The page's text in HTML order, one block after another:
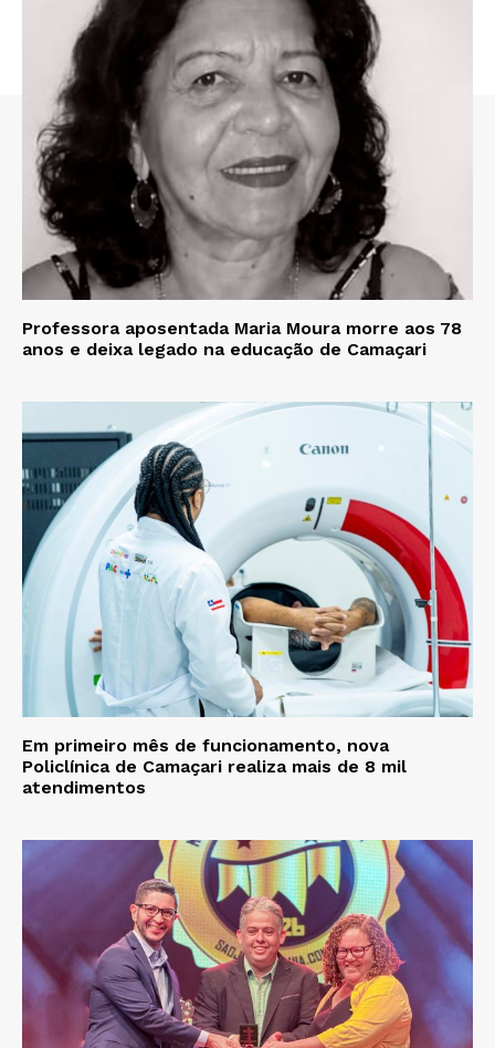
Professora aposentada Maria Moura morre aos 78
anos e deixa legado na educação de Camaçari
Em primeiro mês de funcionamento, nova
Policlínica de Camaçari realiza mais de 8 mil
atendimentos